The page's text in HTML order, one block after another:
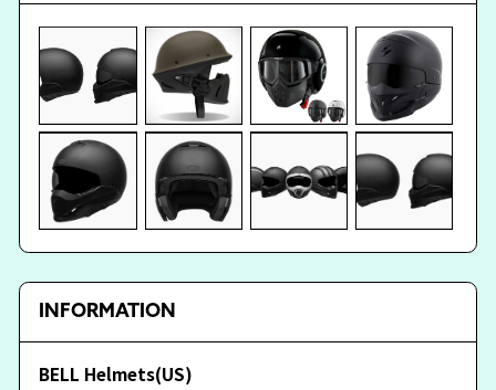
INFORMATION
BELL Helmets(US)